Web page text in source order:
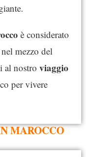
è considerato
mezzo del
al nostro viaggio
per vivere
MAROCCO